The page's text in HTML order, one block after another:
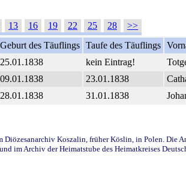
13 16 19 22 25 28
>>
Geburt des Täuflings Taufe des Täuflings
25.01.1838 kein Eintrag!
09.01.1838 23.01.1838
28.01.1838 31.01.1838
Koszalin, früher Köslin, in Polen.
im Archiv der Heimatstube des Heimatkreises